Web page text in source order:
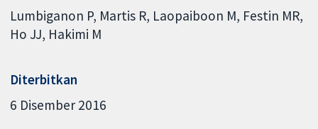
Lumbiganon P Martis R Laopaiboon M Festin MR
Ho JJ Hakimi M
Diterbitkan
6 Disember 2016